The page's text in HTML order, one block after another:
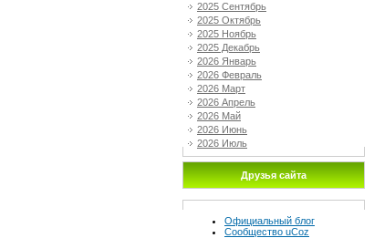
2025 Сентябрь
2025 Октябрь
2025 Ноябрь
2025 Декабрь
2026 Январь
2026 Февраль
2026 Март
2026 Апрель
2026 Май
2026 Июнь
2026 Июль
Друзья сайта
Официальный блог
Сообщество uCoz